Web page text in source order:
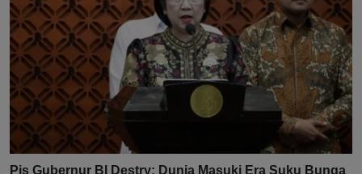
Pjs Gubernur BI Destry: Dunia Masuki Era Suku Bunga